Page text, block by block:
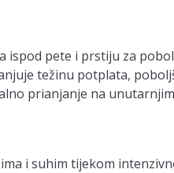
ispod pete i prstiju za
težinu potplata,
prianjanje na
i suhim tijekom